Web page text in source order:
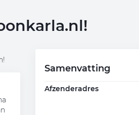
Samenvatting
Afzenderadres